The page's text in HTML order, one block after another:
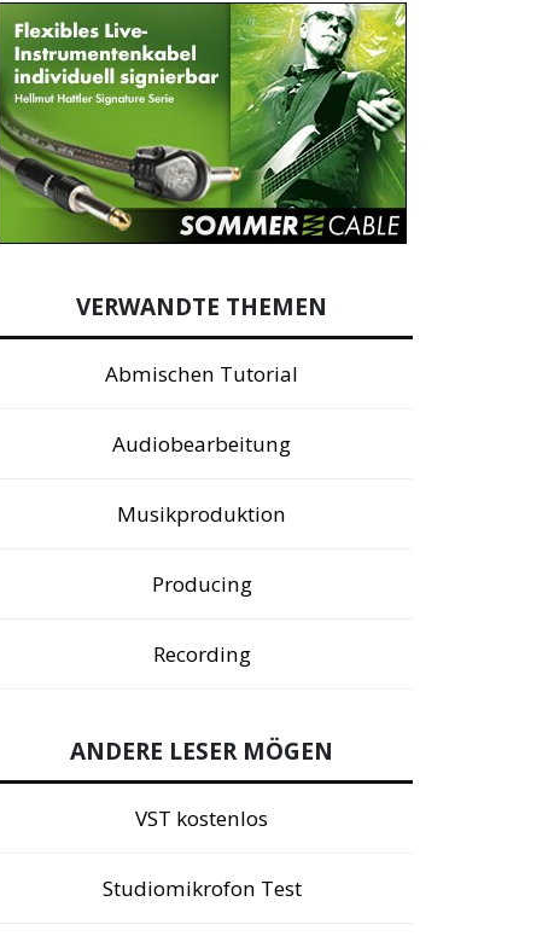
VERWANDTE THEMEN
Abmischen Tutorial
Audiobearbeitung
Musikproduktion
Producing
Recording
ANDERE LESER MÖGEN
VST kostenlos
Studiomikrofon Test